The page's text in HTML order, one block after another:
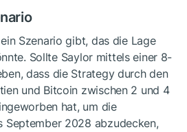
Szenario gibt, das die Lage
Sollte Saylor mittels einer 8-
dass die Strategy durch den
und Bitcoin zwischen 2 und 4
hat, um die
September 2028 abzudecken,